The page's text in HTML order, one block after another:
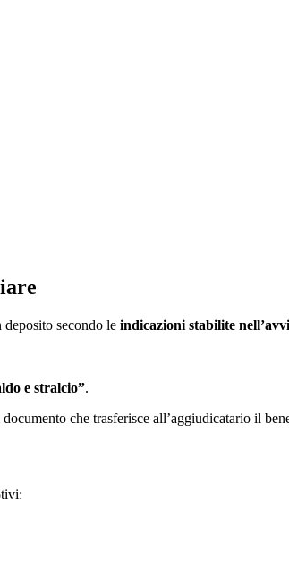
deposito secondo le indicazioni stabilite
e stralcio”.
che trasferisce all’aggiudicatario il